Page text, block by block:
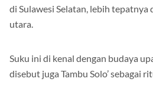
di Sulawesi Selatan, lebih tepatnya
utara.
Suku ini di kenal dengan budaya
disebut juga Tambu Solo’ sebagai